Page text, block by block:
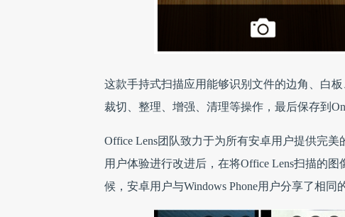
这款手持式扫描应用能够识别文件的边角、白
裁切、整理、增强、清理等操作，最后保存到
Office Lens团队致力于为所有安卓用户提供完
用户体验进行改进后，在将Office Lens扫描的
候，安卓用户与Windows Phone用户分享了相